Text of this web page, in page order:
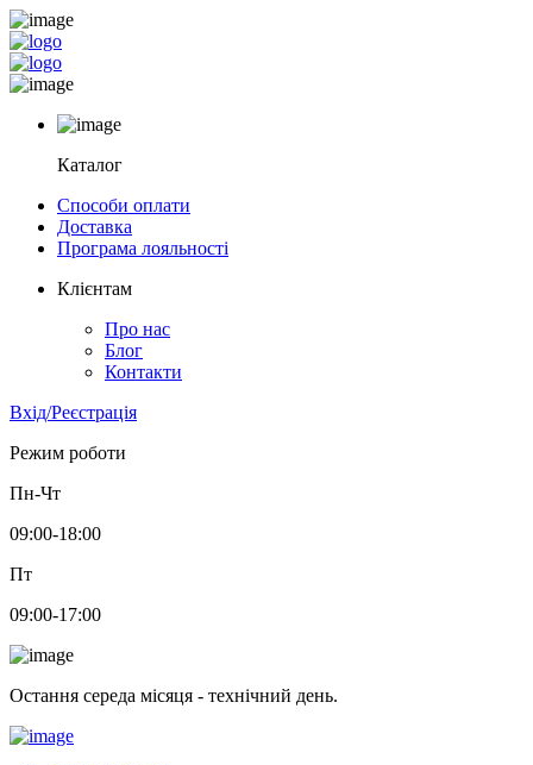
Каталог
Способи оплати
Доставка
Програма лояльності
Клієнтам
Про нас
Блог
Контакти
Вхід/Реєстрація
Режим роботи
Пн-Чт
09:00-18:00
Пт
09:00-17:00
Остання середа місяця - технічний день.